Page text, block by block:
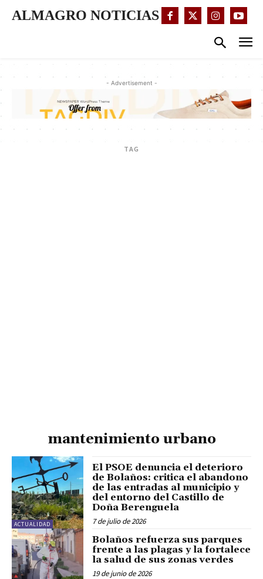
ALMAGRO NOTICIAS
- Advertisement -
TAG
mantenimiento urbano
ACTUALIDAD
El PSOE denuncia el deterioro
de Bolaños: critica el abandono
de las entradas al municipio y
del entorno del Castillo de
Doña Berenguela
7 de julio de 2026
Bolaños refuerza sus parques
frente a las plagas y la fortalece
la salud de sus zonas verdes
19 de junio de 2026